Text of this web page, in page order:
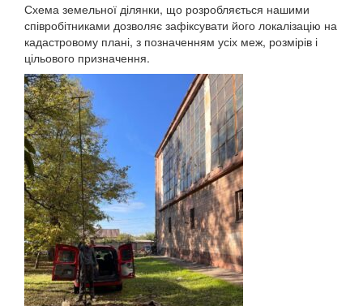
Схема земельної ділянки, що розробляється нашими
співробітниками дозволяє зафіксувати його локалізацію на
кадастровому плані, з позначенням усіх меж, розмірів і
цільового призначення.